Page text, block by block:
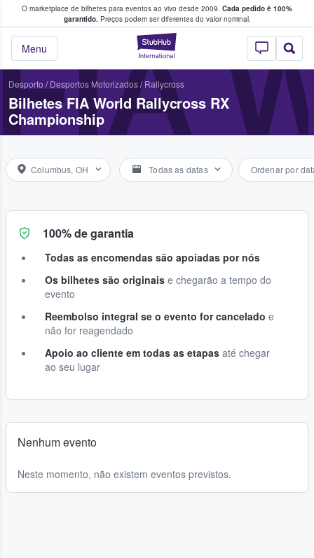
O marketplace de bilhetes para eventos ao vivo desde 2009. Cada pedido é 100%
garantido.Preços podem ser diferentes do valor nominal.
StubHub – onde
Menu
fãs compram e vendem bilhetes
Desporto / Desportos Motorizados/ Rallycross
Bilhetes FIA World Rallycross RX
Championship
Columbus, OH Todas as datas Ordenar por
100% de garantia
Todas as encomendas são apoiadas por nós
Os bilhetes são originais e chegarão a tempo do
evento
Reembolso integral se o evento for cancelado e
não for reagendado
Apoio ao cliente em todas as etapas até chegar
ao seu lugar
Nenhum evento
Neste momento, não existem eventos previstos.